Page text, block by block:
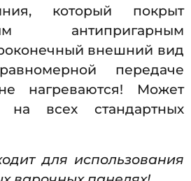
который покрыт
антипригарным
внешний вид
передаче
нагреваются! Может
на всех стандартных
для использования